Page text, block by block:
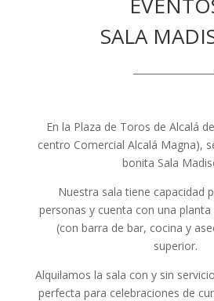
SALA
En la Plaza de Toros de Alcalá
centro Comercial Alcalá Magna),
bonita Sala
Nuestra sala tiene capacidad
personas y cuenta con una
(con barra de bar, cocina y
superior.
Alquilamos la sala con y sin
perfecta para celebraciones de